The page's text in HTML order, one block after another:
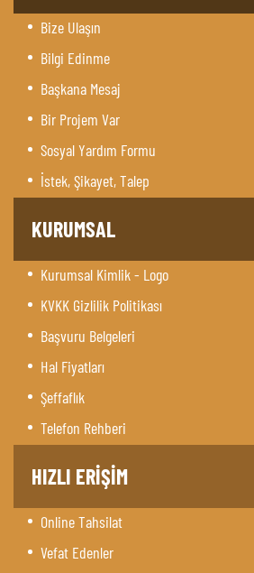
Bize Ulaşın
Bilgi Edinme
Başkana Mesaj
Bir Projem Var
Sosyal Yardım Formu
İstek, Şikayet, Talep
KURUMSAL
Kurumsal Kimlik - Logo
KVKK Gizlilik Politikası
Başvuru Belgeleri
Hal Fiyatları
Şeffaflık
Telefon Rehberi
HIZLI ERİŞİM
Online Tahsilat
Vefat Edenler